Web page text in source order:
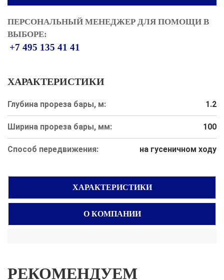
ПЕРСОНАЛЬНЫЙ МЕНЕДЖЕР ДЛЯ ПОМОЩИ В
ВЫБОРЕ:
+7 495 135 41 41
ХАРАКТЕРИСТИКИ
Глубина прореза бары, м: 1.2
Ширина прореза бары, мм: 100
Способ передвижения: на гусеничном ходу
ХАРАКТЕРИСТИКИ
О КОМПАНИИ
РЕКОМЕНДУЕМ